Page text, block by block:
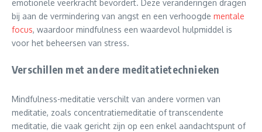
emotionele veerkracht bevordert. Deze veranderingen dragen
bij aan de vermindering van angst en een verhoogde mentale
focus, waardoor mindfulness een waardevol hulpmiddel is
voor het beheersen van stress.
Verschillen met andere meditatietechnieken
Mindfulness-meditatie verschilt van andere vormen van
meditatie, zoals concentratiemeditatie of transcendente
meditatie, die vaak gericht zijn op een enkel aandachtspunt of